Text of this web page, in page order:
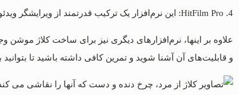
4. HitFilm Pro: این نرم‌افزار یک ترکیب قدرتمند از ویرایشگر ویدئو و افکت‌های ویژه است. با استفاده از HitFilm Pro، می‌توانید کلاژ موشن‌های با کیفیت بالا را ایجاد کنید و از افکت‌های ویژه آن استفاده کنید.
علاوه بر اینها، نرم‌افزارهای دیگری نیز برای ساخت کلاژ
و قابلیت‌های آن آشنا شوید و تمرین کافی داشته باشید تا بتوانید